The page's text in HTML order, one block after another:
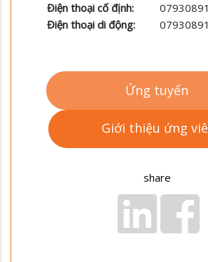
Điện thoại cố định:
Điện thoại di động:
Ứng tuyển
Giới thiệu ứng
share